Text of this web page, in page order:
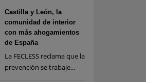
Castilla y León, la
comunidad de interior
con más ahogamientos
de España
La FECLESS reclama que la
prevención se trabaje...